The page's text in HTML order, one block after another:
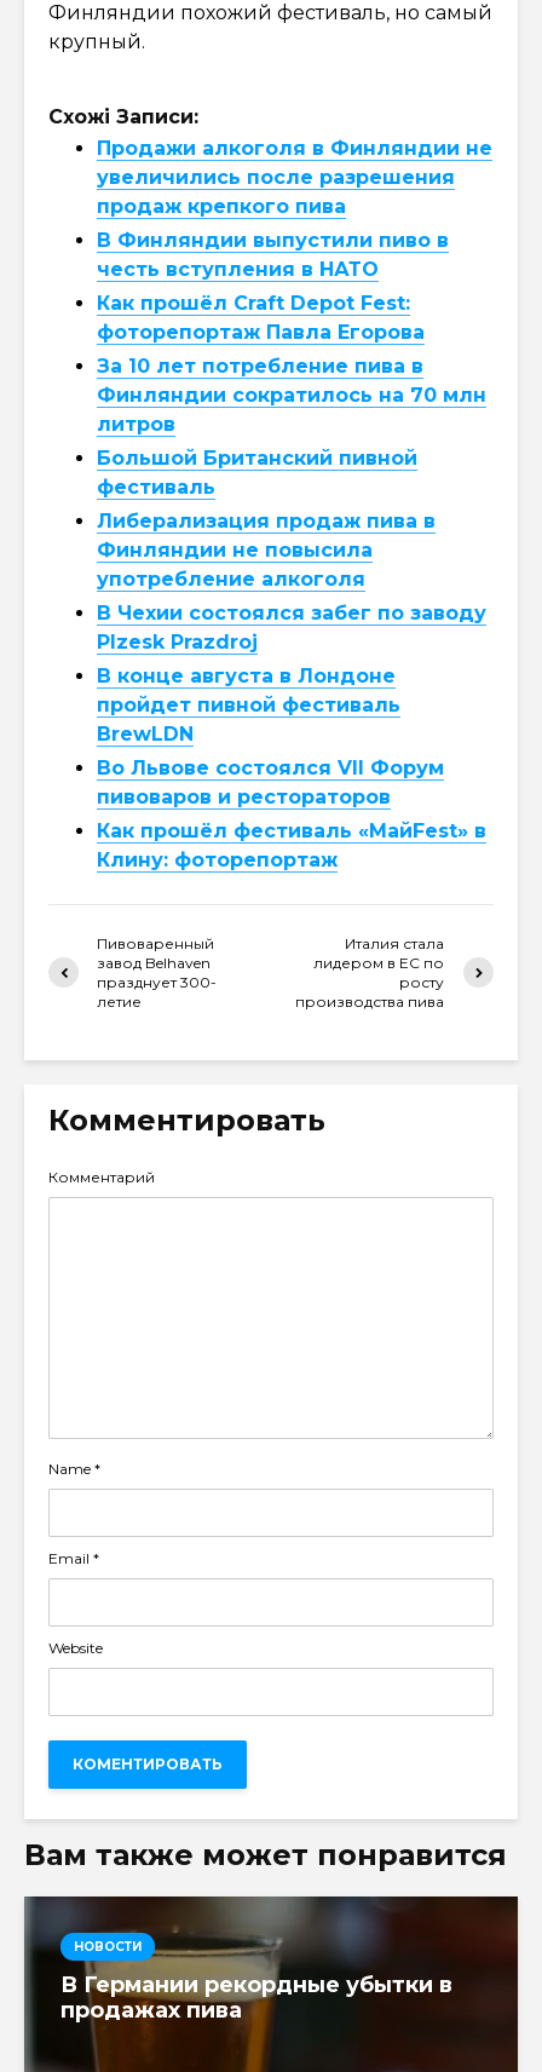
Финляндии похожий фестиваль, но самый
крупный.
Схожі Записи:
Продажи алкоголя в Финляндии не
увеличились после разрешения
продаж крепкого пива
В Финляндии выпустили пиво в
честь вступления в НАТО
Как прошёл Craft Depot Fest:
фоторепортаж Павла Егорова
За 10 лет потребление пива в
Финляндии сократилось на 70 млн
литров
Большой Британский пивной
фестиваль
Либерализация продаж пива в
Финляндии не повысила
употребление алкоголя
В Чехии состоялся забег по заводу
Plzesk Prazdroj
В конце августа в Лондоне
пройдет пивной фестиваль
BrewLDN
Во Львове состоялся VII Форум
пивоваров и рестораторов
Как прошёл фестиваль «МайFest» в
Клину: фоторепортаж
Пивоваренный
завод Belhaven
празднует 300-
летие
Италия стала
лидером в ЕС по
росту
производства пива
Комментировать
Комментарий
Name *
Email *
Website
Вам также может понравится
НОВОСТИ
В Германии рекордные убытки в
продажах пива